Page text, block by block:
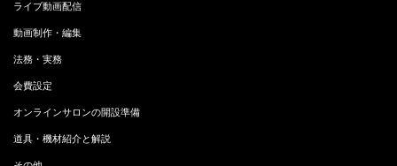
ライブ動画配信
動画制作・編集
法務・実務
会費設定
オンラインサロンの開設準備
道具・機材紹介と解説